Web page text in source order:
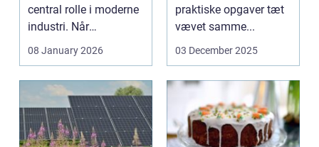
central rolle i moderne
industri. Når
svejsninger,
trykbærende u...
08 January 2026
praktiske opgaver tæt
vævet samme...
03 December 2025